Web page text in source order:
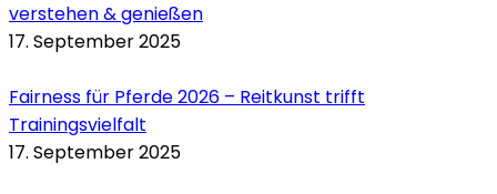
verstehen & genießen
17. September 2025
Fairness für Pferde 2026 – Reitkunst trifft
Trainingsvielfalt
17. September 2025